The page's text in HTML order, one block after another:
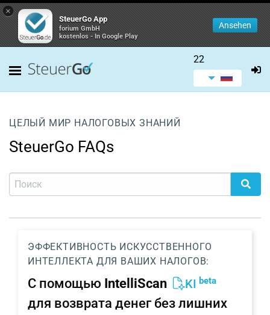
×
SteuerGo App
forium GmbH
kostenlos - In Google Play
Ansehen
22
ЦЕЛЫЙ МИР НАЛОГОВЫХ ЗНАНИЙ
SteuerGo FAQs
ЭФФЕКТИВНОСТЬ ИСКУССТВЕННОГО
ИНТЕЛЛЕКТА ДЛЯ ВАШИХ НАЛОГОВ:
С помощью IntelliScan KI beta
для возврата денег без лишних